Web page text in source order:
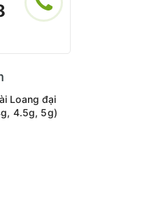
Loang đại
4.5g, 5g)